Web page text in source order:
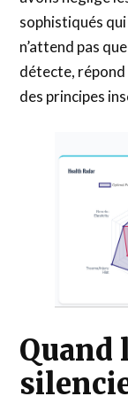
sophistiqués
n’attend pas
détecte,
des principes
Quand